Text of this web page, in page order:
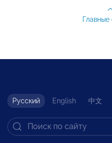
Главные
Русский English 中文